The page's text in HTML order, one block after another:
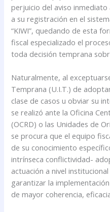
perjuicio del aviso
a su registración en el
“KIWI”, quedando de esta
fiscal especializado el
toda decisión temprana
Naturalmente, al
Temprana (U.I.T.) de
clase de casos u obviar su
se realizó ante la Oficina
(OCRD) o las Unidades de
se procura que el equipo
de su conocimiento
intrínseca conflictividad-
actuación a nivel
garantizar la
de mayor coherencia,